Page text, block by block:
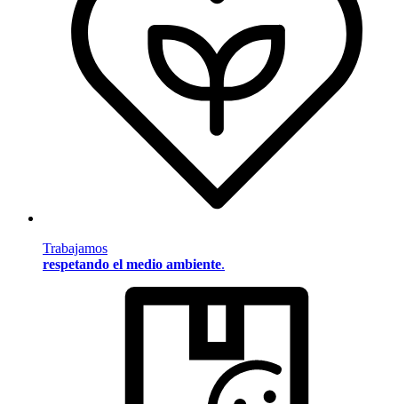
Trabajamos
respetando el medio ambiente.